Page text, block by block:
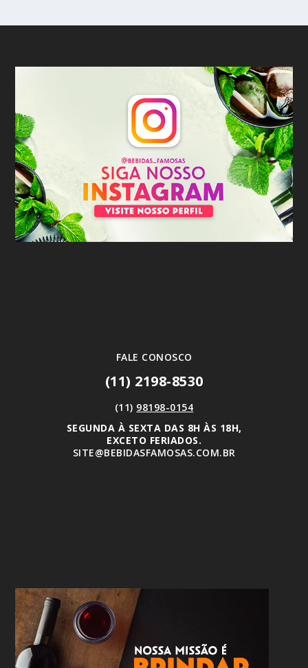
FALE CONOSCO
(11) 2198-8530
(11) 98198-0154
SEGUNDA À SEXTA DAS 8H ÀS 18H,
EXCETO FERIADOS.
SITE@BEBIDASFAMOSAS.COM.BR